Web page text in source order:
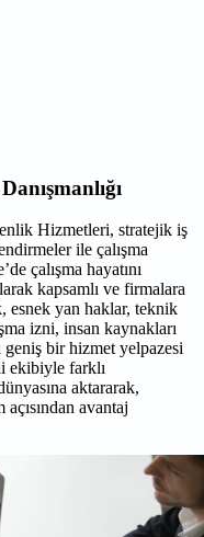
Hizmetleri, stratejik iş
ile çalışma
çalışma hayatını
kapsamlı ve firmalara
esnek yan haklar, teknik
izni, insan kaynakları
bir hizmet yelpazesi
ekibiyle farklı
aktararak,
avantaj